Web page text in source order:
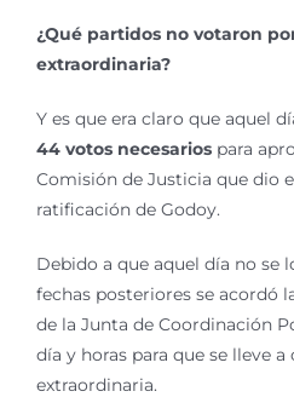
¿Qué partidos no votaron
extraordinaria?
Y es que era claro que aquel
44 votos necesarios para
Comisión de Justicia que dio
ratificación de Godoy.
Debido a que aquel día no se
fechas posteriores se acordó
de la Junta de Coordinación
día y horas para que se lleve a
extraordinaria.